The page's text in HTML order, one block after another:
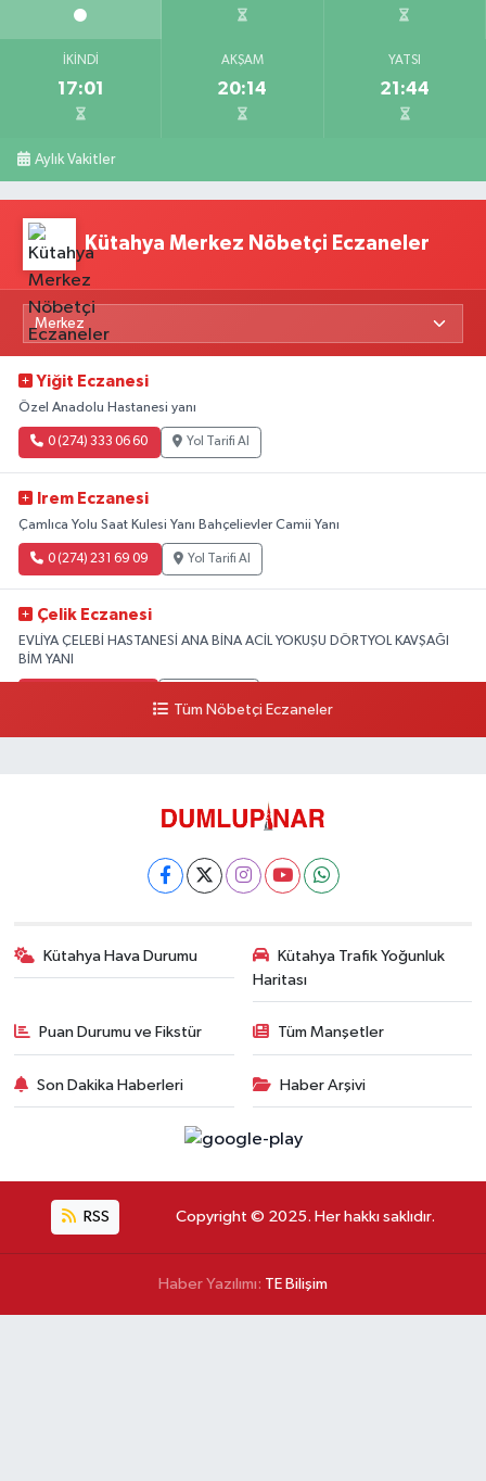
İKINDI
17:01
AKŞAM
20:14
YATSI
21:44
Aylık Vakitler
Kütahya Merkez Nöbetçi Eczaneler
Yiğit Eczanesi
Özel Anadolu Hastanesi yanı
0 (274) 333 06 60 Yol Tarifi Al
Irem Eczanesi
Çamlıca Yolu Saat Kulesi Yanı Bahçelievler Camii Yanı
0 (274) 231 69 09 Yol Tarifi Al
Çelik Eczanesi
EVLİYA ÇELEBİ HASTANESİ ANA BİNA ACİL YOKUŞU DÖRTYOL KAVŞAĞI
BİM YANI
Tüm Nöbetçi Eczaneler
Kütahya Hava Durumu
Kütahya Trafik Yoğunluk
Haritası
Puan Durumu ve Fikstür Tüm Manşetler
Son Dakika Haberleri Haber Arşivi
RSS Copyright © 2025. Her hakkı saklıdır.
Haber Yazılımı: TE Bilişim